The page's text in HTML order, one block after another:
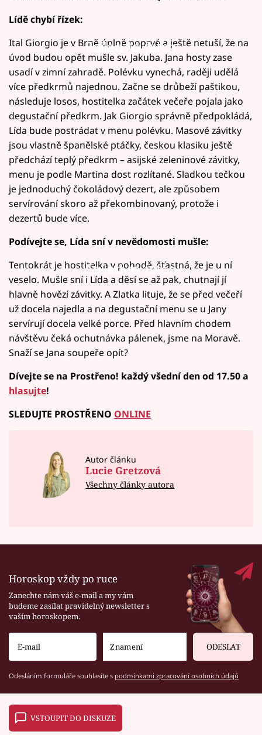
Lídě chybí řízek:
Failed to fetch
Ital Giorgio je v Brně úplně poprvé a ještě netuší, že na
úvod budou opět mušle sv. Jakuba. Jana hosty zase
usadí v zimní zahradě. Polévku vynechá, raději udělá
více předkrmů najednou. Začne se drůbeží paštikou,
následuje losos, hostitelka začátek večeře pojala jako
degustační předkrm. Jak Giorgio správně předpokládá,
Lída bude postrádat v menu polévku. Masové závitky
jsou vlastně španělské ptáčky, českou klasiku ještě
předchází teplý předkrm – asijské zeleninové závitky,
menu je podle Martina dost rozlítané. Sladkou tečkou
je jednoduchý čokoládový dezert, ale způsobem
servírování skoro až překombinovaný, protože i
dezertů bude více.
Podívejte se, Lída sní v nevědomosti mušle:
Failed to fetch
Tentokrát je hostitelka v pohodě, šťastná, že je u ní
veselo. Mušle sní i Lída a děsí se až pak, chutnají jí
hlavně hovězí závitky. A Zlatka lituje, že se před večeří
už docela najedla a na degustační menu se u Jany
servírují docela velké porce. Před hlavním chodem
návštěvu čeká ochutnávka pálenek, jsme na Moravě.
Snaží se Jana soupeře opít?
Dívejte se na Prostřeno! každý všední den od 17.50 a
hlasujte!
SLEDUJTE PROSTŘENO ONLINE
Autor článku
Lucie Gretzová
Všechny články autora
Horoskop vždy po ruce
Zanechte nám váš e-mail a my vám
budeme zasílat pravidelný newsletter s
vaším horoskopem.
ODESLAT
Odesláním formuláře souhlasíte s podmínkami zpracování osobních údajů
VSTOUPIT DO DISKUZE